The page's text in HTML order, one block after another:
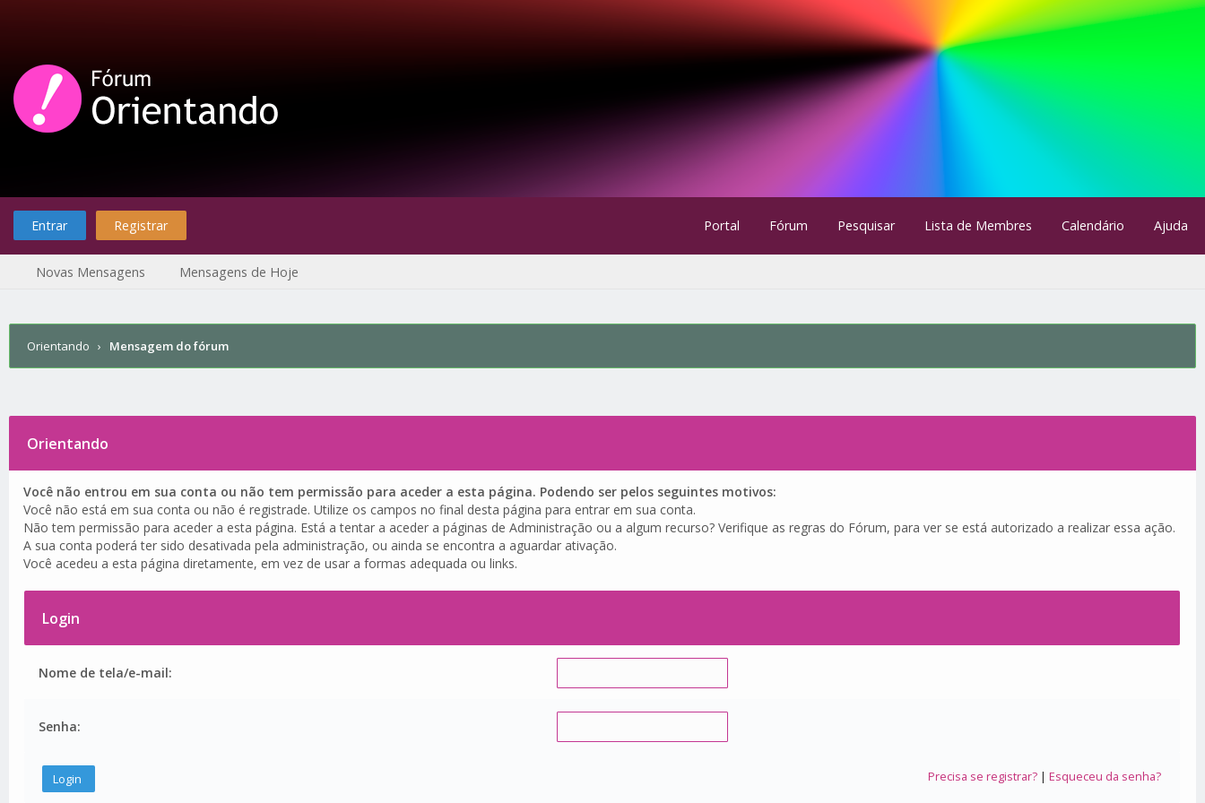
Entrar Registrar Portal Fórum Pesquisar Lista de Membres Calendário Ajuda
Novas Mensagens Mensagens de Hoje
Orientando › Mensagem do fórum
Orientando
Você não entrou em sua conta ou não tem permissão para aceder a esta página. Podendo ser pelos seguintes motivos:
Você não está em sua conta ou não é registrade. Utilize os campos no final desta página para entrar em sua conta.
Não tem permissão para aceder a esta página. Está a tentar a aceder a páginas de Administração ou a algum recurso? Verifique as regras do Fórum, para ver se está autorizado a realizar essa ação.
A sua conta poderá ter sido desativada pela administração, ou ainda se encontra a aguardar ativação.
Você acedeu a esta página diretamente, em vez de usar a formas adequada ou links.
Login
Nome de tela/e-mail:
Senha:
Precisa se registrar?| Esqueceu da senha?